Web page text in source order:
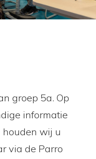
groep 5a. Op
informatie
houden wij u
via de Parro